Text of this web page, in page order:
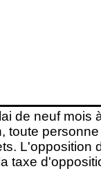
de neuf
toute
L'opposition
taxe